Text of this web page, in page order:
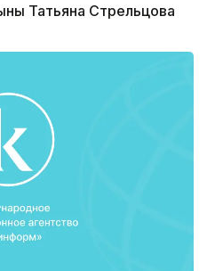
Татьяна Стрельцова